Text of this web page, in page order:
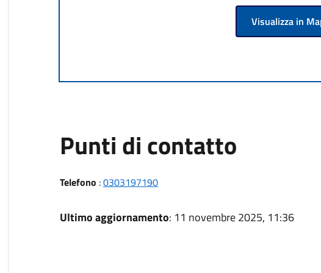
Visualizza in
Punti di contatto
Telefono :0303197190
Ultimo aggiornamento: 11 novembre 2025, 11:36